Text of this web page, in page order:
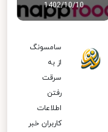
1402/10/10
سامسونگ
از به
سرقت
رفتن
اطلاعات
کاربران خبر